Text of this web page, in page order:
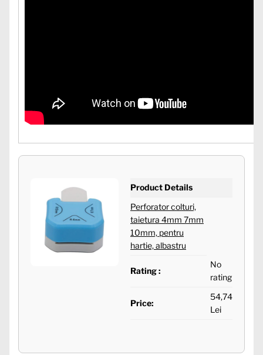
Product Details
Perforator colturi,
taietura 4mm 7mm
10mm, pentru
hartie, albastru
Rating :
No
rating
Price:
54,74
Lei